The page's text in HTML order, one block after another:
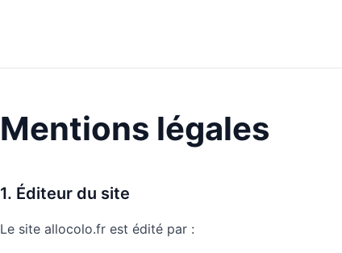
Mentions légales
1. Éditeur du site
Le site allocolo.fr est édité par :